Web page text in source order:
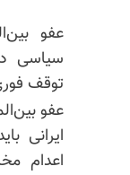
عفو
سیاسی
توقف
ایرانی
اعدام